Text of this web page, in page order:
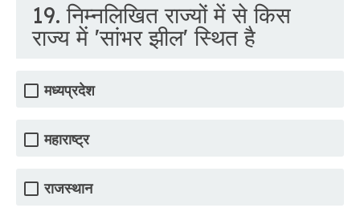
19. निम्नलिखित राज्यों में से किस
राज्य में 'सांभर झील' स्थित है
मध्यप्रदेश
महाराष्ट्र
राजस्थान